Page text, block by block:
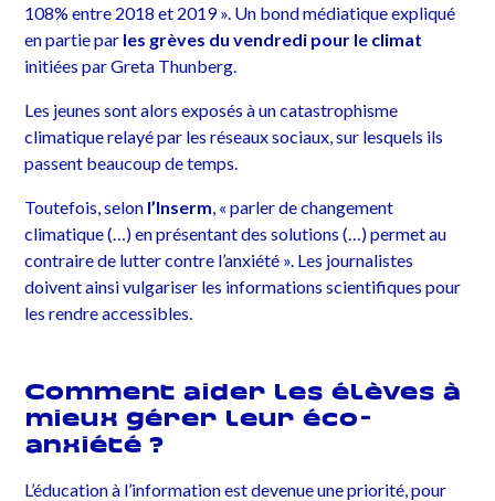
108% entre 2018 et 2019 ». Un bond médiatique expliqué
en partie par les grèves du vendredi pour le climat
initiées par Greta Thunberg.
Les jeunes sont alors exposés à un catastrophisme
climatique relayé par les réseaux sociaux, sur lesquels ils
passent beaucoup de temps.
Toutefois, selon l’Inserm , « parler de changement
climatique (…) en présentant des solutions (…) permet au
contraire de lutter contre l’anxiété ». Les journalistes
doivent ainsi vulgariser les informations scientifiques pour
les rendre accessibles.
Comment aider les élèves à
mieux gérer leur éco-
anxiété ?
L’éducation à l’information est devenue une priorité, pour